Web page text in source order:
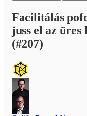
Facilitálás
juss el az üres
(#207)